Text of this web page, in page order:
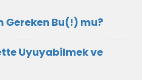
Gereken Bu(!) mu?
Uyuyabilmek ve